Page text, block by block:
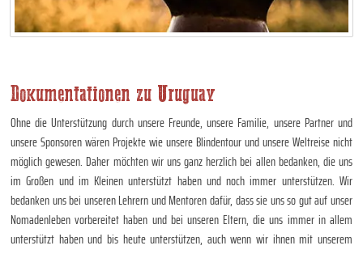
Dokumentationen zu Uruguay
Ohne die Unterstützung durch unsere Freunde, unsere Familie, unsere Partner und
unsere Sponsoren wären Projekte wie unsere Blindentour und unsere Weltreise nicht
möglich gewesen. Daher möchten wir uns ganz herzlich bei allen bedanken, die uns
im Großen und im Kleinen unterstützt haben und noch immer unterstützen. Wir
bedanken uns bei unseren Lehrern und Mentoren dafür, dass sie uns so gut auf unser
Nomadenleben vorbereitet haben und bei unseren Eltern, die uns immer in allem
unterstützt haben und bis heute unterstützen, auch wenn wir ihnen mit unserem